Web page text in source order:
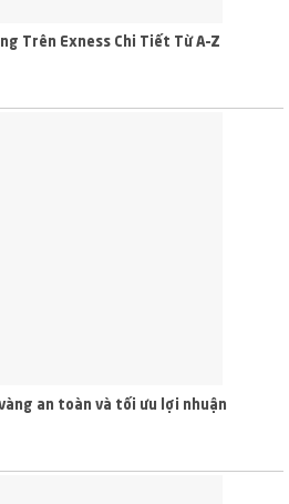
Trên Exness Chi Tiết Từ A–Z
an toàn và tối ưu lợi nhuận